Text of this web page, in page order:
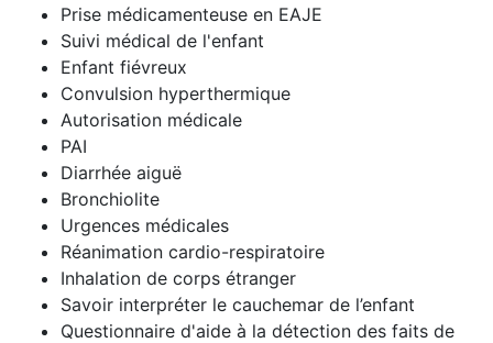
Prise médicamenteuse en EAJE
Suivi médical de l'enfant
Enfant fiévreux
Convulsion hyperthermique
Autorisation médicale
PAI
Diarrhée aiguë
Bronchiolite
Urgences médicales
Réanimation cardio-respiratoire
Inhalation de corps étranger
Savoir interpréter le cauchemar de l’enfant
Questionnaire d'aide à la détection des faits de